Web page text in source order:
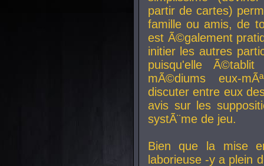
partir de cartes)
famille ou amis, de
est Ã©galement
initier les autres
puisqu'elle
mÃ©diums eux-
discuter entre eux
avis sur les
systÃ¨me de jeu.
Bien que la mise
laborieuse -y a plein